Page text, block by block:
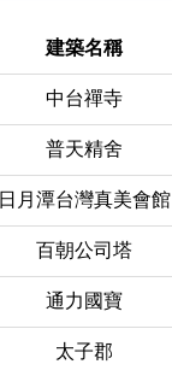
建築名稱
中台禪寺
普天精舍
日月潭台灣真美會館
百朝公司塔
通力國寶
太子郡